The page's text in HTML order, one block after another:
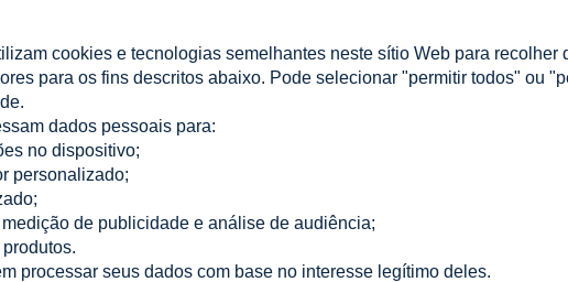
e Entrega Como comprar?
Perguntas Mais Frequentes
Iniciar sessão
As minhas
Altamira Sp. z o. o.
cookies e tecnologias semelhantes neste sítio Web para
para os fins descritos abaixo. Pode selecionar "permitir todos" ou
dados pessoais para:
no dispositivo;
personalizado;
de publicidade e análise de audiência;
processar seus dados com base no interesse legítimo deles.